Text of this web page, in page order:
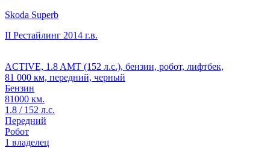
Skoda Superb
II Рестайлинг 2014 г.в.
ACTIVE, 1.8 AMT (152 л.с.), бензин, робот, лифтбек,
81 000 км, передний, черный
Бензин
81000 км.
1.8 / 152 л.с.
Передний
Робот
1 владелец